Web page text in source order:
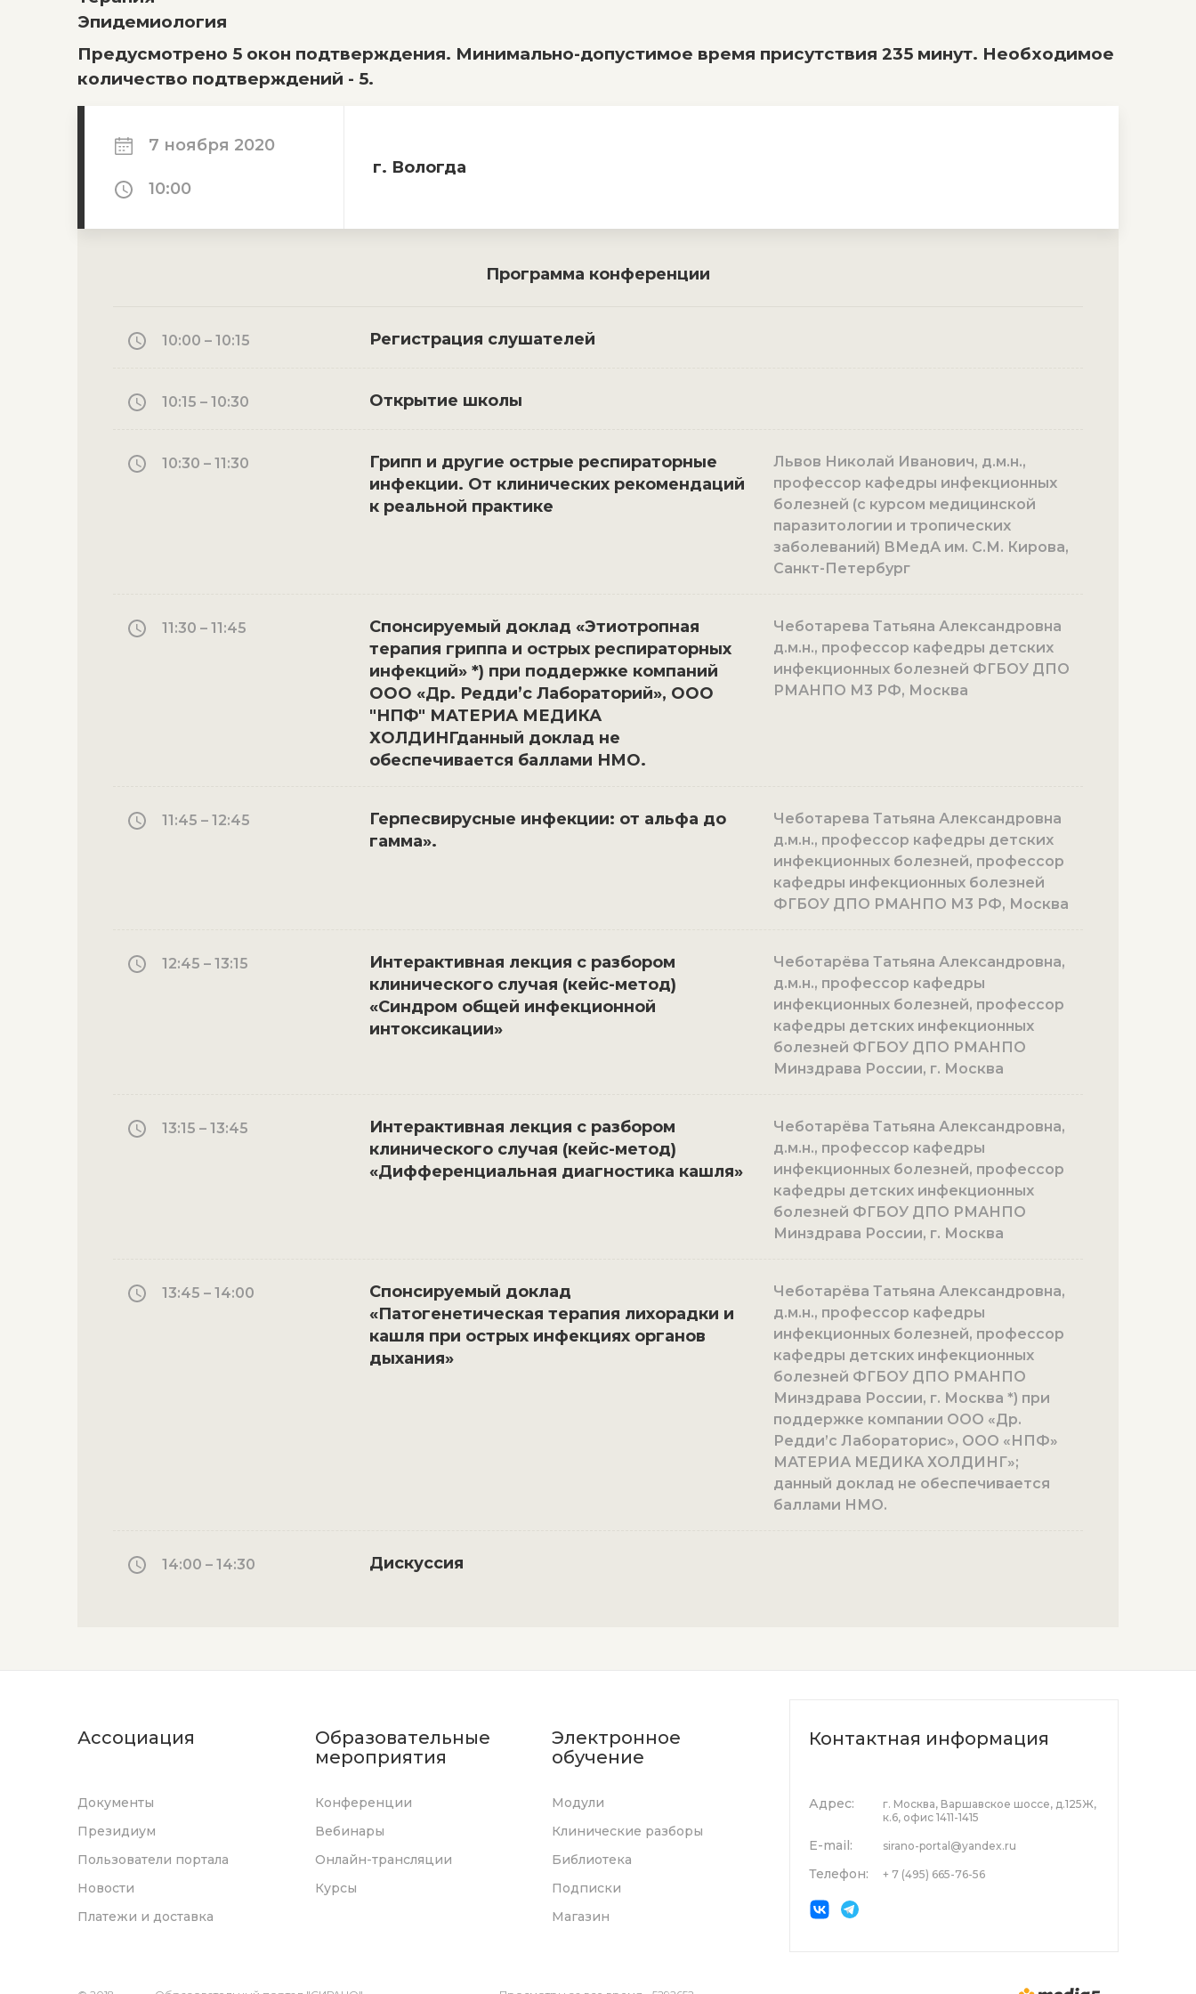
Эпидемиология
Предусмотрено 5 окон подтверждения. Минимально-допустимое время присутствия 235 минут. Необходимое
количество подтверждений - 5.
7 ноября 2020
10:00
г. Вологда
Программа конференции
10:00 – 10:15 Регистрация слушателей
10:15 – 10:30 Открытие школы
10:30 – 11:30
Грипп и другие острые респираторные
инфекции. От клинических рекомендаций
к реальной практике
Львов Николай Иванович, д.м.н.,
профессор кафедры инфекционных
болезней (с курсом медицинской
паразитологии и тропических
заболеваний) ВМедА им. С.М. Кирова,
Санкт-Петербург
11:30 – 11:45
Спонсируемый доклад «Этиотропная
терапия гриппа и острых респираторных
инфекций» *) при поддержке компаний
ООО «Др. Редди’с Лабораторий», ООО
"НПФ" МАТЕРИА МЕДИКА
ХОЛДИНГданный доклад не
обеспечивается баллами НМО.
Чеботарева Татьяна Александровна
д.м.н., профессор кафедры детских
инфекционных болезней ФГБОУ ДПО
РМАНПО М3 РФ, Москва
11:45 – 12:45
Герпесвирусные инфекции: от альфа до
гамма».
Чеботарева Татьяна Александровна
д.м.н., профессор кафедры детских
инфекционных болезней, профессор
кафедры инфекционных болезней
ФГБОУ ДПО РМАНПО М3 РФ, Москва
12:45 – 13:15
Интерактивная лекция с разбором
клинического случая (кейс-метод)
«Синдром общей инфекционной
интоксикации»
Чеботарёва Татьяна Александровна,
д.м.н., профессор кафедры
инфекционных болезней, профессор
кафедры детских инфекционных
болезней ФГБОУ ДПО РМАНПО
Минздрава России, г. Москва
13:15 – 13:45
Интерактивная лекция с разбором
клинического случая (кейс-метод)
«Дифференциальная диагностика кашля»
Чеботарёва Татьяна Александровна,
д.м.н., профессор кафедры
инфекционных болезней, профессор
кафедры детских инфекционных
болезней ФГБОУ ДПО РМАНПО
Минздрава России, г. Москва
13:45 – 14:00
Спонсируемый доклад
«Патогенетическая терапия лихорадки и
кашля при острых инфекциях органов
дыхания»
Чеботарёва Татьяна Александровна,
д.м.н., профессор кафедры
инфекционных болезней, профессор
кафедры детских инфекционных
болезней ФГБОУ ДПО РМАНПО
Минздрава России, г. Москва *) при
поддержке компании ООО «Др.
Редди’с Лабораторис», ООО «НПФ»
МАТЕРИА МЕДИКА ХОЛДИНГ»;
данный доклад не обеспечивается
баллами НМО.
14:00 – 14:30 Дискуссия
Ассоциация
Документы
Президиум
Пользователи портала
Новости
Платежи и доставка
Образовательные
мероприятия
Конференции
Вебинары
Онлайн-трансляции
Курсы
Электронное
обучение
Модули
Клинические разборы
Библиотека
Подписки
Магазин
Контактная информация
Адрес:
г. Москва, Варшавское шоссе, д.125Ж,
к.6, офис 1411-1415
E-mail: sirano-portal@yandex.ru
Телефон: + 7 (495) 665-76-56